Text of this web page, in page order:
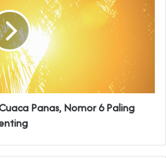
Panas, Nomor 6 Paling